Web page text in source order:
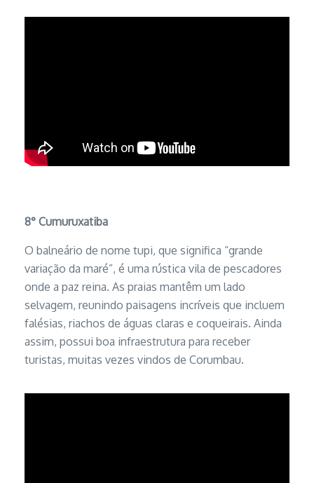
8° Cumuruxatiba
O balneário de nome tupi, que significa “grande
variação da maré”, é uma rústica vila de pescadores
onde a paz reina. As praias mantêm um lado
selvagem, reunindo paisagens incríveis que incluem
falésias, riachos de águas claras e coqueirais. Ainda
assim, possui boa infraestrutura para receber
turistas, muitas vezes vindos de Corumbau.